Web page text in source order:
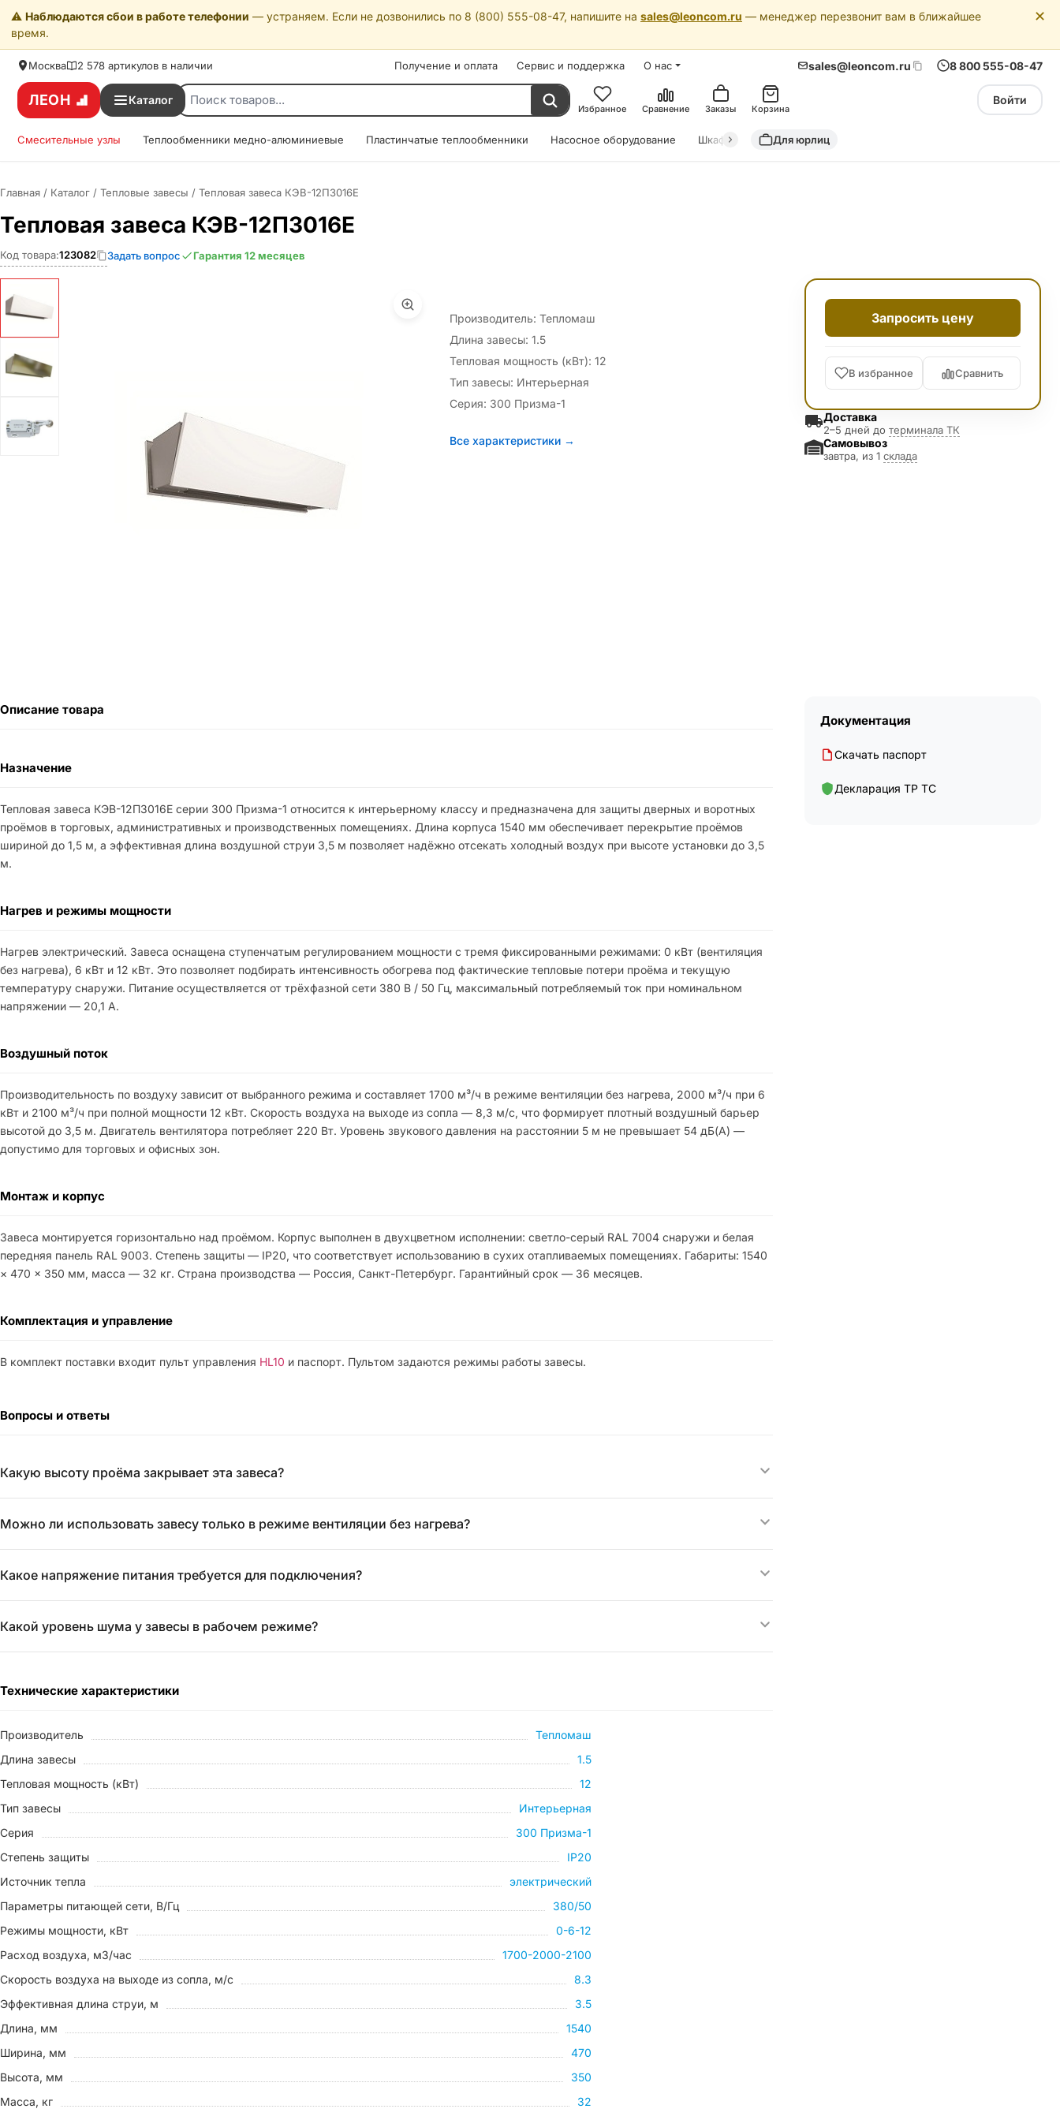
⚠️ Наблюдаются сбои в работе телефонии — устраняем. Если не дозвонились по 8 (800) 555-08-47, напишите на sales@leoncom.ru — менеджер перезвонит вам в ближайшее
время.
✕
Москва 2 578 артикулов в наличии Получение и оплата Сервис и поддержка О нас sales@leoncom.ru 8 800 555-08-47
ЛЕОН Каталог
Избранное Сравнение Заказы Корзина
Войти
Смесительные узлы Теплообменники медно-алюминиевые Пластинчатые теплообменники Насосное оборудование Шкафы автоматики Драйкулеры (сухие охладители)
Для юрлиц
Главная / Каталог / Тепловые завесы / Тепловая завеса КЭВ-12П3016E
Тепловая завеса КЭВ-12П3016E
Код товара:123082 Задать вопрос Гарантия 12 месяцев
Производитель: Тепломаш
Длина завесы: 1.5
Тепловая мощность (кВт): 12
Тип завесы: Интерьерная
Серия: 300 Призма-1
Все характеристики →
Запросить цену
В избранное Сравнить
Доставка
2–5 дней до терминала ТК
Самовывоз
завтра, из 1 склада
Описание товара
Назначение
Тепловая завеса КЭВ-12П3016E серии 300 Призма-1 относится к интерьерному классу и предназначена для защиты дверных и воротных
проёмов в торговых, административных и производственных помещениях. Длина корпуса 1540 мм обеспечивает перекрытие проёмов
шириной до 1,5 м, а эффективная длина воздушной струи 3,5 м позволяет надёжно отсекать холодный воздух при высоте установки до 3,5
м.
Нагрев и режимы мощности
Нагрев электрический. Завеса оснащена ступенчатым регулированием мощности с тремя фиксированными режимами: 0 кВт (вентиляция
без нагрева), 6 кВт и 12 кВт. Это позволяет подбирать интенсивность обогрева под фактические тепловые потери проёма и текущую
температуру снаружи. Питание осуществляется от трёхфазной сети 380 В / 50 Гц, максимальный потребляемый ток при номинальном
напряжении — 20,1 А.
Воздушный поток
Производительность по воздуху зависит от выбранного режима и составляет 1700 м³/ч в режиме вентиляции без нагрева, 2000 м³/ч при 6
кВт и 2100 м³/ч при полной мощности 12 кВт. Скорость воздуха на выходе из сопла — 8,3 м/с, что формирует плотный воздушный барьер
высотой до 3,5 м. Двигатель вентилятора потребляет 220 Вт. Уровень звукового давления на расстоянии 5 м не превышает 54 дБ(А) —
допустимо для торговых и офисных зон.
Монтаж и корпус
Завеса монтируется горизонтально над проёмом. Корпус выполнен в двухцветном исполнении: светло-серый RAL 7004 снаружи и белая
передняя панель RAL 9003. Степень защиты — IP20, что соответствует использованию в сухих отапливаемых помещениях. Габариты: 1540
× 470 × 350 мм, масса — 32 кг. Страна производства — Россия, Санкт-Петербург. Гарантийный срок — 36 месяцев.
Комплектация и управление
В комплект поставки входит пульт управления HL10 и паспорт. Пультом задаются режимы работы завесы.
Вопросы и ответы
Какую высоту проёма закрывает эта завеса?
Можно ли использовать завесу только в режиме вентиляции без нагрева?
Какое напряжение питания требуется для подключения?
Какой уровень шума у завесы в рабочем режиме?
Технические характеристики
Производитель
Тепломаш
Длина завесы
1.5
Тепловая мощность (кВт)
12
Тип завесы
Интерьерная
Серия
300 Призма-1
Степень защиты
IP20
Источник тепла
электрический
Параметры питающей сети, В/Гц
380/50
Режимы мощности, кВт
0-6-12
Расход воздуха, м3/час
1700-2000-2100
Скорость воздуха на выходе из сопла, м/с
8.3
Эффективная длина струи, м
3.5
Длина, мм
1540
Ширина, мм
470
Высота, мм
350
Масса, кг
32
Документация
Скачать паспорт
Декларация ТР ТС